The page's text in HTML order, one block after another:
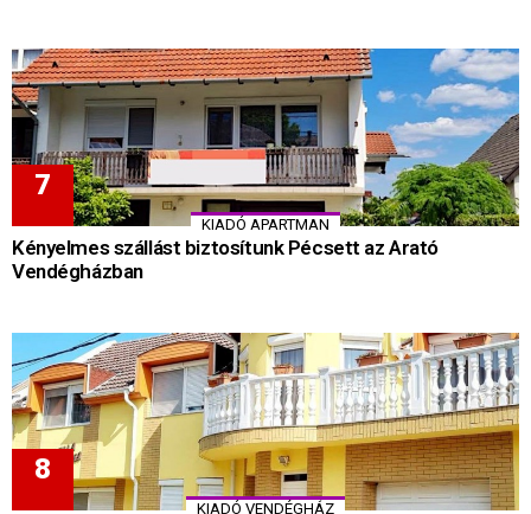
KIADÓ APARTMAN
Kényelmes szállást biztosítunk Pécsett az Arató
Vendégházban
KIADÓ VENDÉGHÁZ